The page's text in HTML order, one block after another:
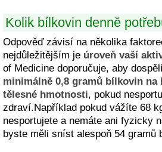
Kolik bílkovin denně
Odpověď závisí na několika
nejdůležitějším je úroveň vaší
of Medicine doporučuje, aby
minimálně 0,8 gramů bílkovin na
tělesné hmotnosti, pokud
zdraví.Například pokud vážíte 68
nesportujete a nemáte ani fyzicky
byste měli sníst alespoň 54 gramů